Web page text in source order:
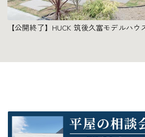
【公開終了】HUCK 筑後久富モデルハウ